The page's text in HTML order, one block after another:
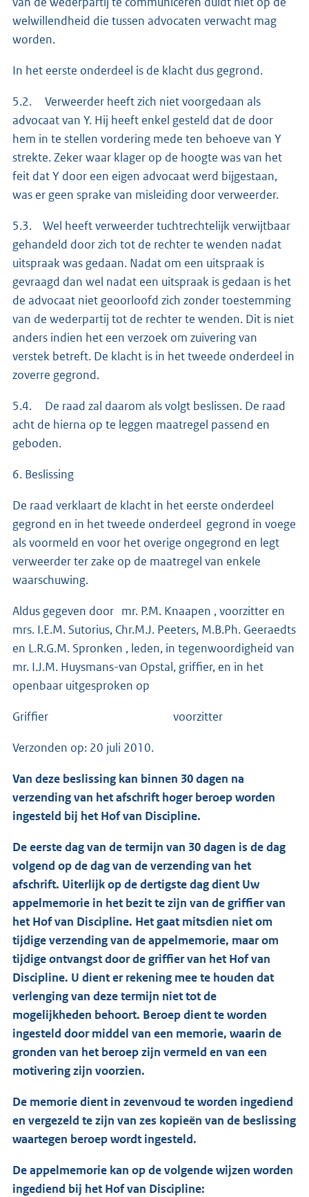
welwillendheid die tussen advocaten verwacht mag
worden.
In het eerste onderdeel is de klacht dus gegrond.
5.2. Verweerder heeft zich niet voorgedaan als
advocaat van Y. Hij heeft enkel gesteld dat de door
hem in te stellen vordering mede ten behoeve van Y
strekte. Zeker waar klager op de hoogte was van het
feit dat Y door een eigen advocaat werd bijgestaan,
was er geen sprake van misleiding door verweerder.
5.3. Wel heeft verweerder tuchtrechtelijk verwijtbaar
gehandeld door zich tot de rechter te wenden nadat
uitspraak was gedaan. Nadat om een uitspraak is
gevraagd dan wel nadat een uitspraak is gedaan is het
de advocaat niet geoorloofd zich zonder toestemming
van de wederpartij tot de rechter te wenden. Dit is niet
anders indien het een verzoek om zuivering van
verstek betreft. De klacht is in het tweede onderdeel in
zoverre gegrond.
5.4. De raad zal daarom als volgt beslissen. De raad
acht de hierna op te leggen maatregel passend en
geboden.
6. Beslissing
De raad verklaart de klacht in het eerste onderdeel
gegrond en in het tweede onderdeel gegrond in voege
als voormeld en voor het overige ongegrond en legt
verweerder ter zake op de maatregel van enkele
waarschuwing.
Aldus gegeven door mr. P.M. Knaapen , voorzitter en
mrs. I.E.M. Sutorius, Chr.M.J. Peeters, M.B.Ph. Geeraedts
en L.R.G.M. Spronken , leden, in tegenwoordigheid van
mr. I.J.M. Huysmans-van Opstal, griffier, en in het
openbaar uitgesproken op
Griffier voorzitter
Verzonden op: 20 juli 2010.
Van deze beslissing kan binnen 30 dagen na
verzending van het afschrift hoger beroep worden
ingesteld bij het Hof van Discipline.
De eerste dag van de termijn van 30 dagen is de dag
volgend op de dag van de verzending van het
afschrift. Uiterlijk op de dertigste dag dient Uw
appelmemorie in het bezit te zijn van de griffier van
het Hof van Discipline. Het gaat mitsdien niet om
tijdige verzending van de appelmemorie, maar om
tijdige ontvangst door de griffier van het Hof van
Discipline. U dient er rekening mee te houden dat
verlenging van deze termijn niet tot de
mogelijkheden behoort. Beroep dient te worden
ingesteld door middel van een memorie, waarin de
gronden van het beroep zijn vermeld en van een
motivering zijn voorzien.
De memorie dient in zevenvoud te worden ingediend
en vergezeld te zijn van zes kopieën van de beslissing
waartegen beroep wordt ingesteld.
De appelmemorie kan op de volgende wijzen worden
ingediend bij het Hof van Discipline: